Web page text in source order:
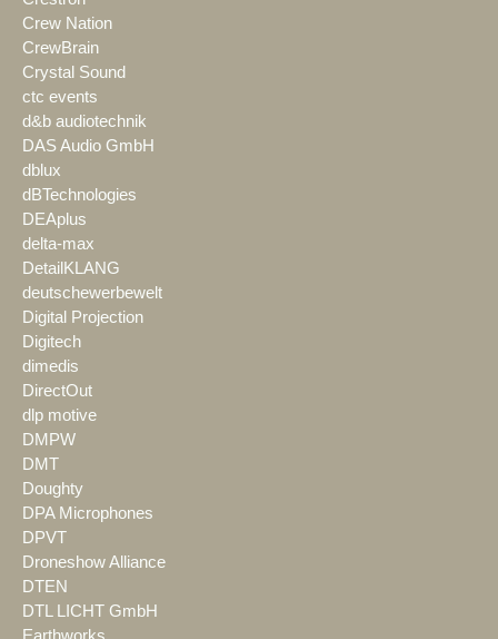
Crew Nation
CrewBrain
Crystal Sound
ctc events
d&b audiotechnik
DAS Audio GmbH
dblux
dBTechnologies
DEAplus
delta-max
DetailKLANG
deutschewerbewelt
Digital Projection
Digitech
dimedis
DirectOut
dlp motive
DMPW
DMT
Doughty
DPA Microphones
DPVT
Droneshow Alliance
DTEN
DTL LICHT GmbH